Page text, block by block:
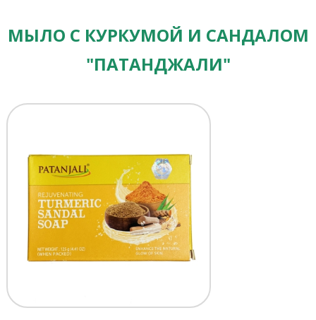
МЫЛО С КУРКУМОЙ И САНДАЛОМ
"ПАТАНДЖАЛИ"